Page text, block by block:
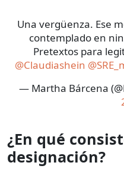
Una vergüenza. Ese
contemplado en
Pretextos para
@Claudiashein
— Martha Bárcena
¿En qué
designación?